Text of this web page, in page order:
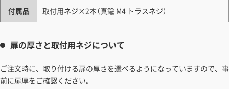
付属品 取付用ネジ×2本（真鍮 M4 トラスネジ）
扉の厚さと取付用ネジについて
ご注文時に、取り付ける扉の厚さを選べるようになっていますので、事
前に扉厚をご確認ください。